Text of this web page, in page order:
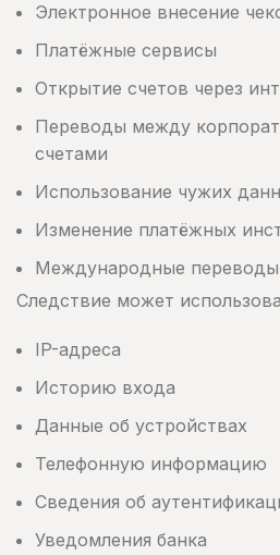
Электронное внесение
Платёжные сервисы
Открытие счетов через
Переводы между
счетами
Использование чужих
Изменение платёжных
Международные переводы
Следствие может
IP-адреса
Историю входа
Данные об устройствах
Телефонную информацию
Сведения об
Уведомления банка